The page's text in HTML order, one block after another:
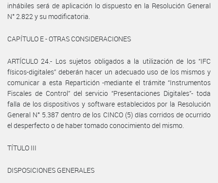
inhábiles será de aplicación lo dispuesto en la Resolución General
N° 2.822 y su modificatoria.
CAPÍTULO E - OTRAS CONSIDERACIONES
ARTÍCULO 24.- Los sujetos obligados a la utilización de los “IFC
físicos-digitales” deberán hacer un adecuado uso de los mismos y
comunicar a esta Repartición -mediante el trámite “Instrumentos
Fiscales de Control” del servicio “Presentaciones Digitales”- toda
falla de los dispositivos y software establecidos por la Resolución
General N° 5.387 dentro de los CINCO (5) días corridos de ocurrido
el desperfecto o de haber tomado conocimiento del mismo.
TÍTULO III
DISPOSICIONES GENERALES